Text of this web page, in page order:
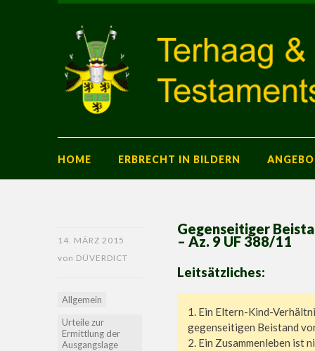
HOME ERBRECHT IN BILDERN
14. MÄRZ 2015
von DÜVERDICT
Allgemein
Urteile zur
Ermittlung der
Ausgangslage
Gegenseitiger
– Az. 9 UF 388/11
Leitsätzliches:
1. Ein Eltern-Kind-
gegenseitigen Beistand
2. Ein Zusammenleben ist